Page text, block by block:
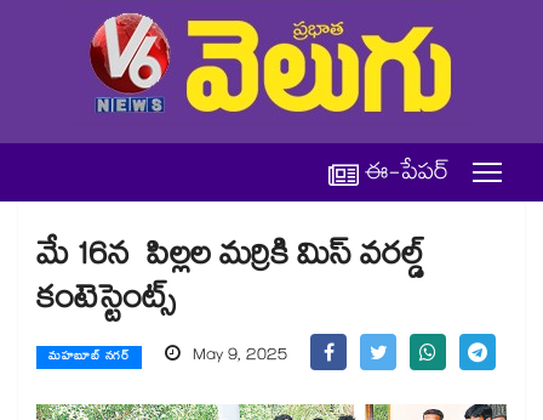
ఈ-పేపర్
మే 16న పిల్లల మర్రికి మిస్​ వరల్డ్​
కంటెస్టెంట్స్​
మహబూబ్ నగర్ May 9, 2025